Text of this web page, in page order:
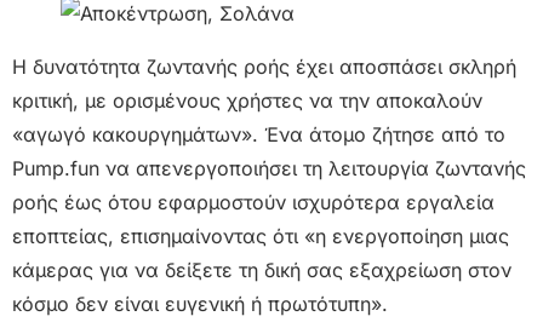
Η δυνατότητα ζωντανής ροής έχει αποσπάσει σκληρή
κριτική, με ορισμένους χρήστες να την αποκαλούν
«αγωγό κακουργημάτων». Ένα άτομο ζήτησε από το
Pump.fun να απενεργοποιήσει τη λειτουργία ζωντανής
ροής έως ότου εφαρμοστούν ισχυρότερα εργαλεία
εποπτείας, επισημαίνοντας ότι «η ενεργοποίηση μιας
κάμερας για να δείξετε τη δική σας εξαχρείωση στον
κόσμο δεν είναι ευγενική ή πρωτότυπη».